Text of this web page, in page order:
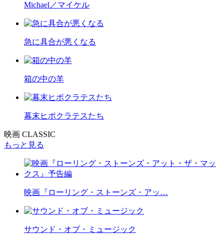
Michael／マイケル
急に具合が悪くなる
箱の中の羊
幕末ヒポクラテスたち
映画 CLASSIC
もっと見る
映画『ローリング・ストーンズ・アッ…
サウンド・オブ・ミュージック